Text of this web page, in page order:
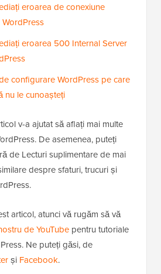
eroarea de conexiune
eroarea 500 Internal Server
configurare WordPress pe care
nu le cunoașteți
v-a ajutat să aflați mai multe
De asemenea, puteți
de Lecturi suplimentare de mai
despre sfaturi, trucuri și
articol, atunci vă rugăm să vă
de YouTube pentru tutoriale
Ne puteți găsi, de
și Facebook.